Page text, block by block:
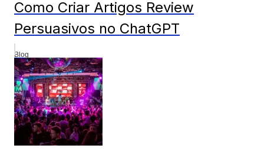
Como Criar Artigos Review
Persuasivos no ChatGPT
Blog